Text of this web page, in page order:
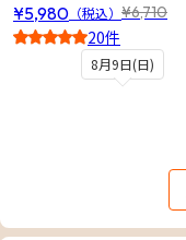
8月9日(日)
¥5,980 （税込） ¥6,710
20件